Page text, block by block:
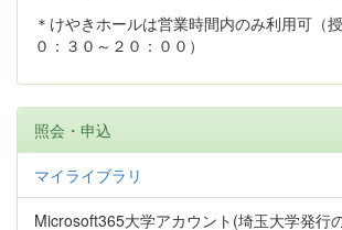
＊けやきホールは営業時間内のみ利用可（
０：３０～２０：００）
照会・申込
マイライブラリ
Microsoft365大学アカウント(埼玉大学発行